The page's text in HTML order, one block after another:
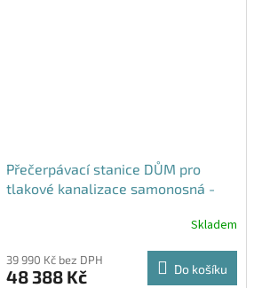
Přečerpávací stanice DŮM pro
tlakové kanalizace samonosná -
Skladem
39 990 Kč bez DPH
48 388 Kč Do košíku